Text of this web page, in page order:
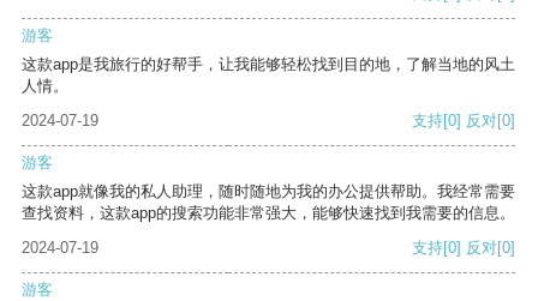
游客
这款app是我旅行的好帮手，让我能够轻松找到目的地，了解当地的风土
人情。
2024-07-19
支持[0] 反对[0]
游客
这款app就像我的私人助理，随时随地为我的办公提供帮助。我经常需要
查找资料，这款app的搜索功能非常强大，能够快速找到我需要的信息。
2024-07-19
支持[0] 反对[0]
游客